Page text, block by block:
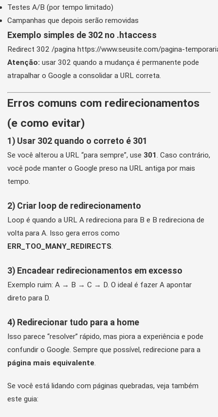
Testes A/B (por tempo limitado)
Campanhas que depois serão removidas
Exemplo simples de 302 no .htaccess
Redirect 302 /pagina https://www.seusite.com/pagina-
Atenção: usar 302 quando a mudança é permanente pode
atrapalhar o Google a consolidar a URL correta.
Erros comuns com redirecionamentos
(e como evitar)
1) Usar 302 quando o correto é 301
Se você alterou a URL “para sempre”, use 301. Caso contrário,
você pode manter o Google preso na URL antiga por mais
tempo.
2) Criar loop de redirecionamento
Loop é quando a URL A redireciona para B e B redireciona de
volta para A. Isso gera erros como
ERR_TOO_MANY_REDIRECTS.
3) Encadear redirecionamentos em excesso
Exemplo ruim: A → B → C → D. O ideal é fazer A apontar
direto para D.
4) Redirecionar tudo para a home
Isso parece “resolver” rápido, mas piora a experiência e pode
confundir o Google. Sempre que possível, redirecione para a
página mais equivalente.
Se você está lidando com páginas quebradas, veja também
este guia: